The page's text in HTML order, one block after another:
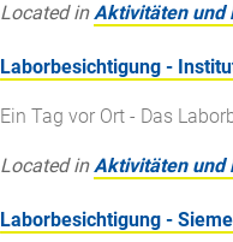
Located in Aktivitäten und
Laborbesichtigung -
Ein Tag vor Ort - Das
Located in Aktivitäten und
Laborbesichtigung -